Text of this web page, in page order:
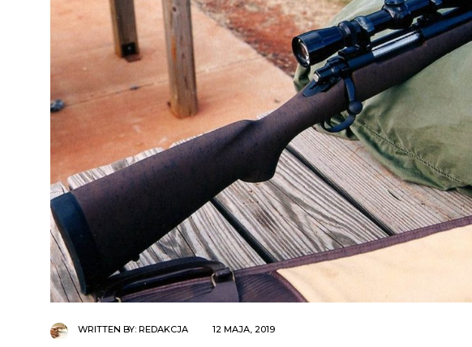
WRITTEN BY: REDAKCJA 12 MAJA, 2019